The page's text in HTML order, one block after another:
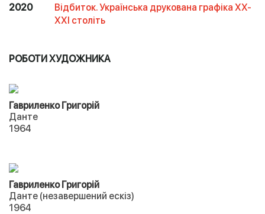
2020
Відбиток. Українська друкована графіка ХХ-
ХХІ століть
РОБОТИ ХУДОЖНИКА
Гавриленко Григорій
Данте
1964
Гавриленко Григорій
Данте (незавершений ескіз)
1964